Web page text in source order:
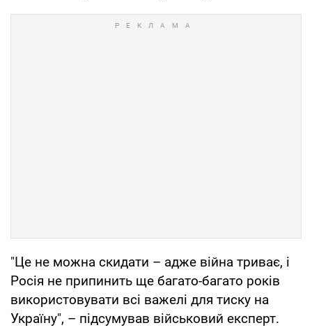
"Це не можна скидати – адже війна триває, і
Росія не припинить ще багато-багато років
використовувати всі важелі для тиску на
Україну", – підсумував військовий експерт.